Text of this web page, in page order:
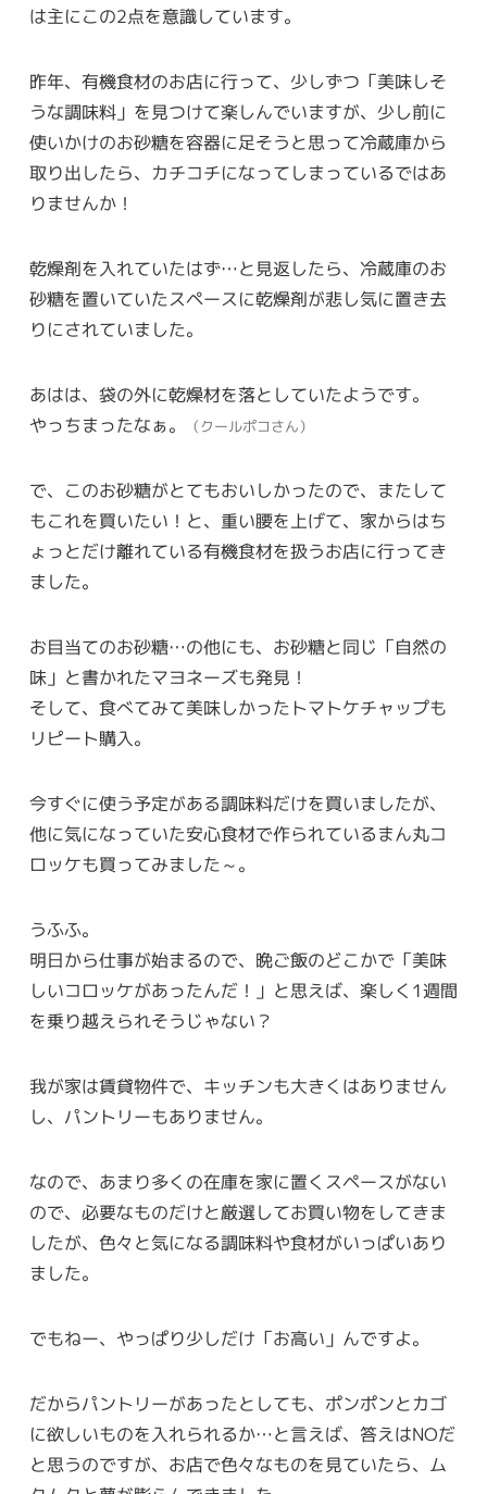
は主にこの2点を意識しています。
昨年、有機食材のお店に行って、少しずつ「美味しそ
うな調味料」を見つけて楽しんでいますが、少し前に
使いかけのお砂糖を容器に足そうと思って冷蔵庫から
取り出したら、カチコチになってしまっているではあ
りませんか！
乾燥剤を入れていたはず…と見返したら、冷蔵庫のお
砂糖を置いていたスペースに乾燥剤が悲し気に置き去
りにされていました。
あはは、袋の外に乾燥材を落としていたようです。
やっちまったなぁ。
（クールポコさん）
で、このお砂糖がとてもおいしかったので、またして
もこれを買いたい！と、重い腰を上げて、家からはち
ょっとだけ離れている有機食材を扱うお店に行ってき
ました。
お目当てのお砂糖…の他にも、お砂糖と同じ「自然の
味」と書かれたマヨネーズも発見！
そして、食べてみて美味しかったトマトケチャップも
リピート購入。
今すぐに使う予定がある調味料だけを買いましたが、
他に気になっていた安心食材で作られているまん丸コ
ロッケも買ってみました～。
うふふ。
明日から仕事が始まるので、晩ご飯のどこかで「美味
しいコロッケがあったんだ！」と思えば、楽しく1週間
を乗り越えられそうじゃない？
我が家は賃貸物件で、キッチンも大きくはありません
し、パントリーもありません。
なので、あまり多くの在庫を家に置くスペースがない
ので、必要なものだけと厳選してお買い物をしてきま
したが、色々と気になる調味料や食材がいっぱいあり
ました。
でもねー、やっぱり少しだけ「お高い」んですよ。
だからパントリーがあったとしても、ポンポンとカゴ
に欲しいものを入れられるか…と言えば、答えはNOだ
と思うのですが、お店で色々なものを見ていたら、ム